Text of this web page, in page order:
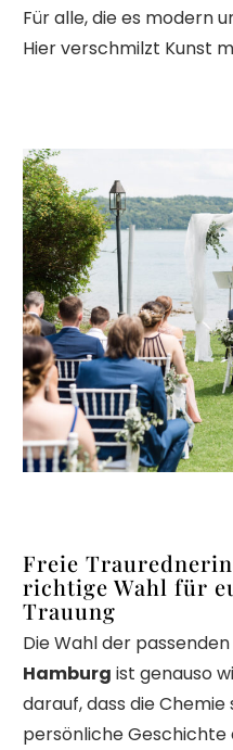
Für alle, die es modern
Hier verschmilzt Kunst
Freie
richtige Wahl für
Trauung
Die Wahl der passenden
Hamburg ist genauso
darauf, dass die
persönliche Geschichte